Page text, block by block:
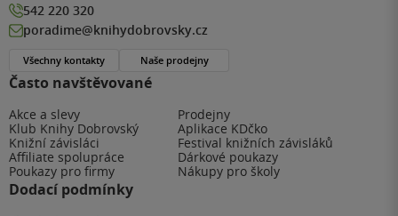
Často navštěvované
Akce a slevy
Prodejny
Klub Knihy Dobrovský
Aplikace KDčko
Knižní závisláci
Festival knižních závisláků
Affiliate spolupráce
Dárkové poukazy
Poukazy pro firmy
Nákupy pro školy
Dodací podmínky
542 220 320
poradime@knihydobrovsky.cz
Všechny kontakty Naše prodejny